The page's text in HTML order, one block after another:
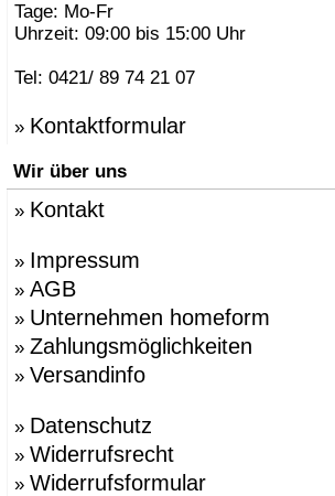
Tage: Mo-Fr
Uhrzeit: 09:00 bis 15:00 Uhr
Tel: 0421/ 89 74 21 07
» Kontaktformular
Wir über uns
» Kontakt
» Impressum
» AGB
» Unternehmen homeform
» Zahlungsmöglichkeiten
» Versandinfo
» Datenschutz
» Widerrufsrecht
» Widerrufsformular